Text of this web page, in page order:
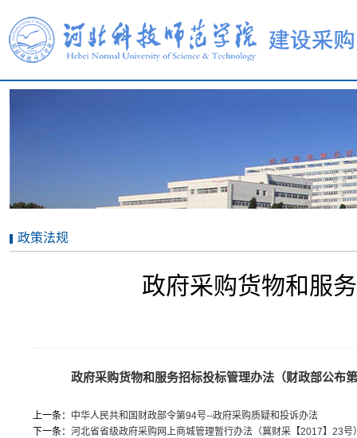
政策法规
政府采购货物和服
政府采购货物和服务招标投标管理办法（财政部公布
上一条： 中华人民共和国财政部令第94号--政府采购质疑和投诉办法
下一条： 河北省省级政府采购网上商城管理暂行办法（冀财采【2017】23号